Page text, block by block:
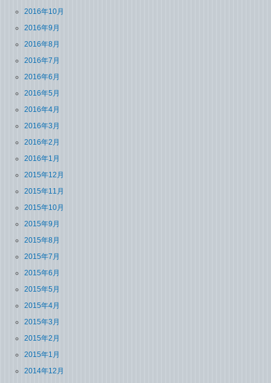
2016年10月
2016年9月
2016年8月
2016年7月
2016年6月
2016年5月
2016年4月
2016年3月
2016年2月
2016年1月
2015年12月
2015年11月
2015年10月
2015年9月
2015年8月
2015年7月
2015年6月
2015年5月
2015年4月
2015年3月
2015年2月
2015年1月
2014年12月